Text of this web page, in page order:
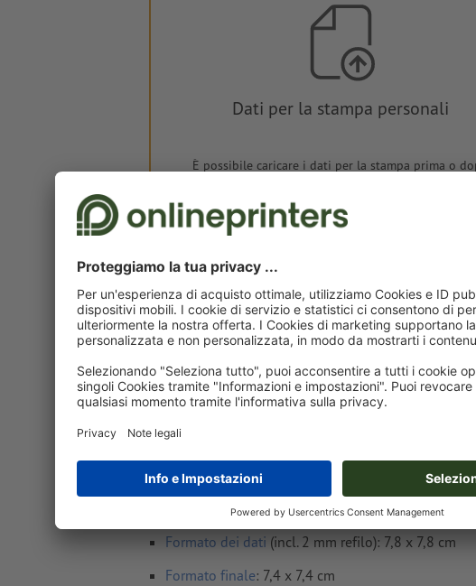
Dati per la stampa personali
È possibile caricare i dati per la stampa prima o
IVA
€
Consegna all' incirca:
mar 18 ago - mer 19 ago
Peso: ca.932,5 g
Avvisi sui dati per la stampa Bloc
Formato dei dati (incl. 2 mm refilo): 7,8 x 7,8 cm
Formato finale: 7,4 x 7,4 cm